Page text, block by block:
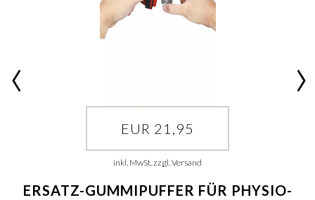
EUR 21,95
inkl. MwSt. zzgl. Versand
ERSATZ-GUMMIPUFFER FÜR PHYSIO-